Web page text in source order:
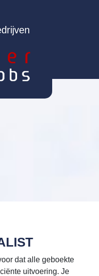
dat alle geboekte
uitvoering. Je